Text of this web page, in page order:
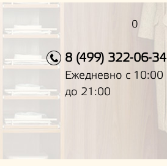
0
8 (499) 322-06-34
Ежедневно с 10:00
до 21:00